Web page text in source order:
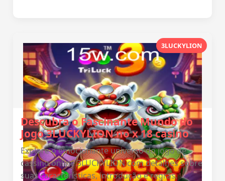
3LUCKYLION
Descubra o Fascinante Mundo do
Jogo 3LUCKYLION no x 18 casino
Explore o emocionante universo do jogo de
cassino online 3LUCKYLION com detalhes sobre
suas características, introdução e regras.